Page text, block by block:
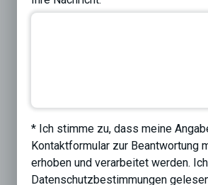
* Ich stimme zu, dass meine
Kontaktformular zur Beantwortung
erhoben und verarbeitet werden.
Datenschutzbestimmungen